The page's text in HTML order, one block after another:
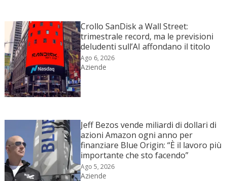
Crollo SanDisk a Wall Street:
trimestrale record, ma le previsioni
deludenti sull’AI affondano il titolo
Ago 6, 2026
Aziende
Jeff Bezos vende miliardi di dollari di
azioni Amazon ogni anno per
finanziare Blue Origin: “È il lavoro più
importante che sto facendo”
Ago 5, 2026
Aziende